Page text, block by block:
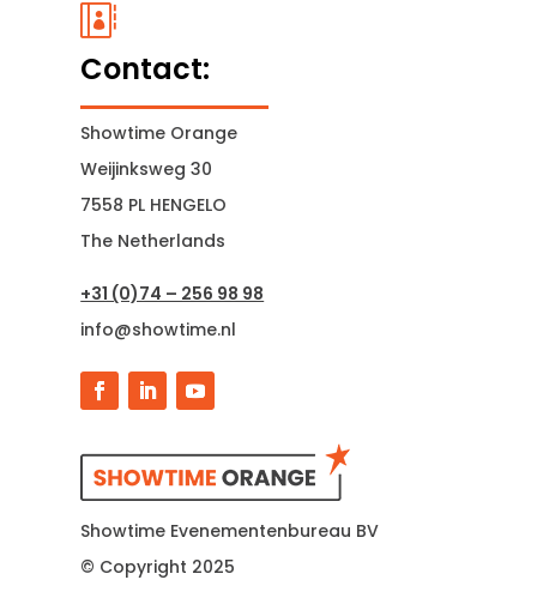

Contact:
Showtime Orange
Weijinksweg 30
7558 PL HENGELO
The Netherlands
+31 (0)74 – 256 98 98
info@showtime.nl
Showtime Evenementenbureau BV
© Copyright 2025